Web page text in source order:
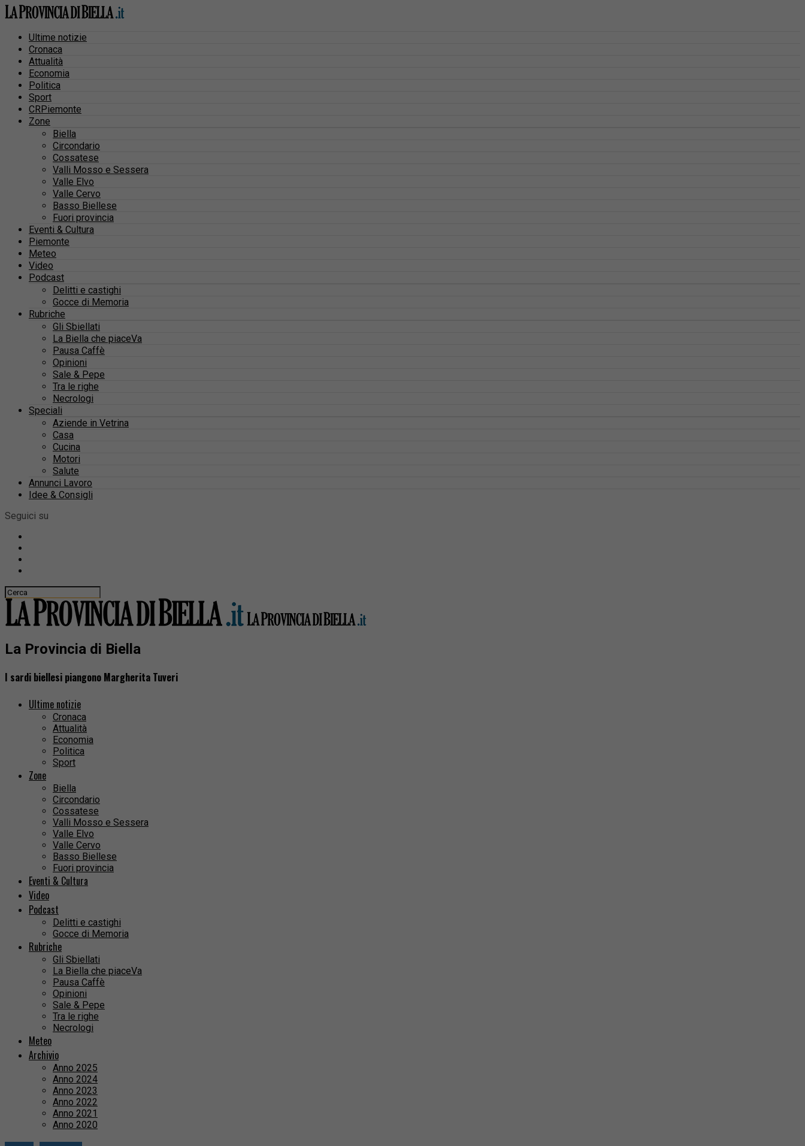
Ultime notizie
Cronaca
Attualità
Economia
Politica
Sport
CRPiemonte
Zone
Biella
Circondario
Cossatese
Valli Mosso e Sessera
Valle Elvo
Valle Cervo
Basso Biellese
Fuori provincia
Eventi & Cultura
Piemonte
Meteo
Video
Podcast
Delitti e castighi
Gocce di Memoria
Rubriche
Gli Sbiellati
La Biella che piaceVa
Pausa Caffè
Opinioni
Sale & Pepe
Tra le righe
Necrologi
Speciali
Aziende in Vetrina
Casa
Cucina
Motori
Salute
Annunci Lavoro
Idee & Consigli
Seguici su
La Provincia di Biella
I sardi biellesi piangono Margherita Tuveri
Ultime notizie
Cronaca
Attualità
Economia
Politica
Sport
Zone
Biella
Circondario
Cossatese
Valli Mosso e Sessera
Valle Elvo
Valle Cervo
Basso Biellese
Fuori provincia
Eventi & Cultura
Video
Podcast
Delitti e castighi
Gocce di Memoria
Rubriche
Gli Sbiellati
La Biella che piaceVa
Pausa Caffè
Opinioni
Sale & Pepe
Tra le righe
Necrologi
Meteo
Archivio
Anno 2025
Anno 2024
Anno 2023
Anno 2022
Anno 2021
Anno 2020